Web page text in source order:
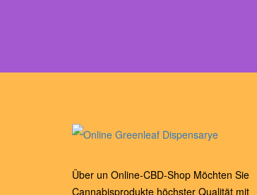
Über un Online-CBD-Shop Möchten Sie
Cannabisprodukte höchster Qualität mit